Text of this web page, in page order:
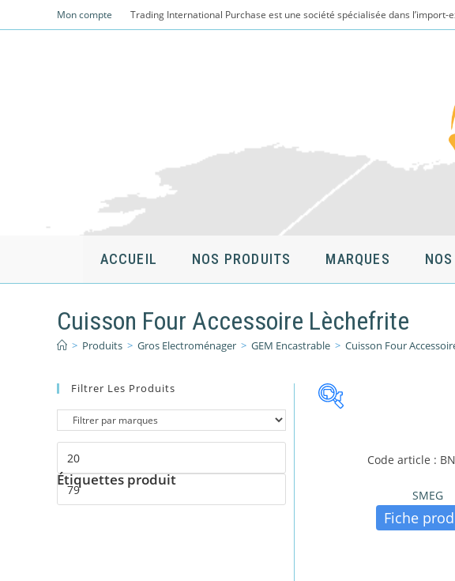
to
Mon compte Trading International Purchase est une société spécialisée dans
ACCUEIL NOS PRODUITS MARQUES
Cuisson Four Accessoire Lèchefrite
> Produits > Gros Electroménager > GEM Encastrable > Cuisson Four
Étiquettes produit
Code article :
SMEG
Fiche
Filtrer Les Produits
Étiquettes produit